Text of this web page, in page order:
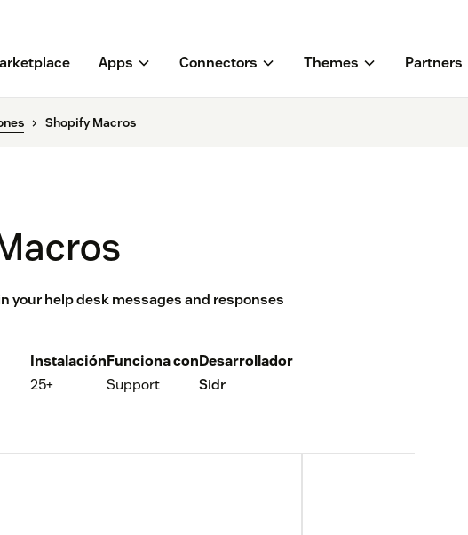
Apps Connectors Themes Partners
Shopify Macros
your help desk messages and responses
Instalación
25+
Funciona con
Support
Desarrollador
Sidr